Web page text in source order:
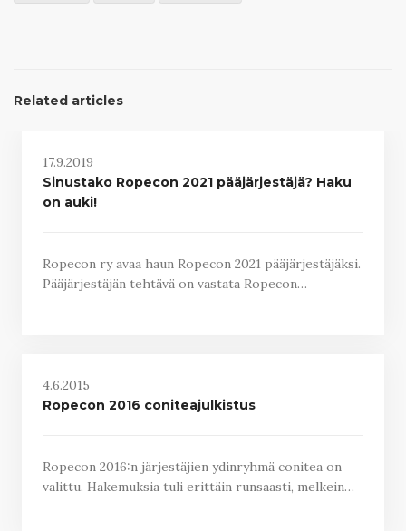
Related articles
17.9.2019
Sinustako Ropecon 2021 pääjärjestäjä? Haku
on auki!
Ropecon ry avaa haun Ropecon 2021 pääjärjestäjäksi.
Pääjärjestäjän tehtävä on vastata Ropecon…
4.6.2015
Ropecon 2016 coniteajulkistus
Ropecon 2016:n järjestäjien ydinryhmä conitea on
valittu. Hakemuksia tuli erittäin runsaasti, melkein…